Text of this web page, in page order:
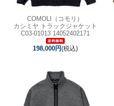
COMOLI（コモリ）
カシミヤ トラックジャケット
C03-01013 14052402171
198,000円(税込)